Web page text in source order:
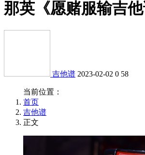
那英《愿赌服输吉
吉他谱 2023-02-02 0 58
当前位置：
首页
吉他谱
正文